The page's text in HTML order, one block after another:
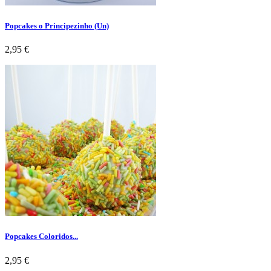
Popcakes o Principezinho (Un)
Preço
2,95 €
Popcakes Coloridos...
Preço
2,95 €